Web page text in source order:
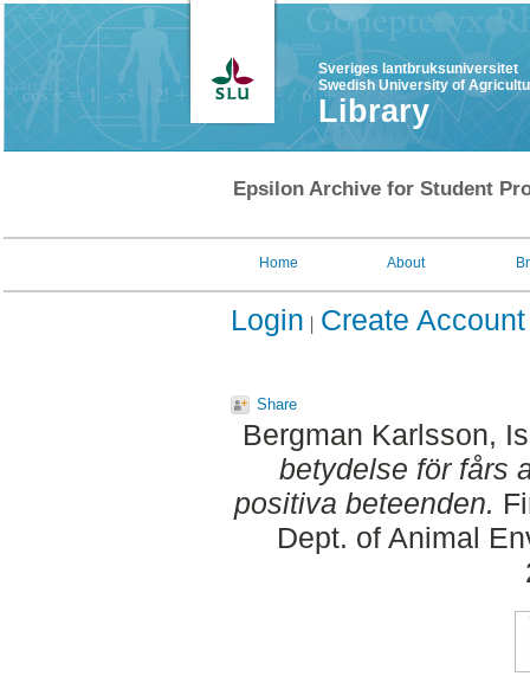
Sveriges lantbruksuniversitet
Swedish University of
Library
Epsilon Archive for Student
Home About
Login Create Account
Share
Bergman Karlsson,
betydelse för fårs
positiva beteenden.
Dept. of Animal